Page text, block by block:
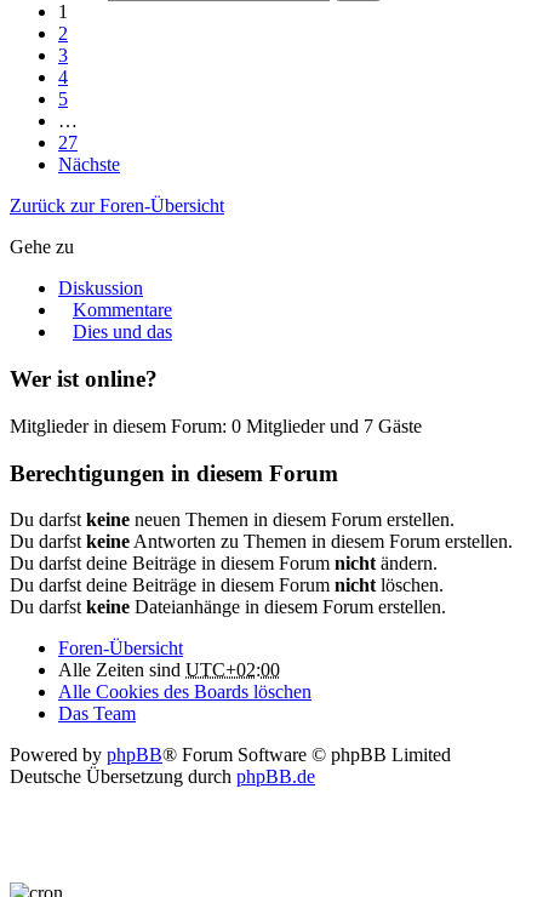
1
2
3
4
5
…
27
Nächste
Zurück zur Foren-Übersicht
Gehe zu
Diskussion
Kommentare
Dies und das
Wer ist online?
Mitglieder in diesem Forum: 0 Mitglieder und 7 Gäste
Berechtigungen in diesem Forum
Du darfst keine neuen Themen in diesem Forum erstellen.
Du darfst keine Antworten zu Themen in diesem Forum erstellen.
Du darfst deine Beiträge in diesem Forum nicht ändern.
Du darfst deine Beiträge in diesem Forum nicht löschen.
Du darfst keine Dateianhänge in diesem Forum erstellen.
Foren-Übersicht
Alle Zeiten sind UTC+02:00
Alle Cookies des Boards löschen
Das Team
Powered by phpBB® Forum Software © phpBB Limited
Deutsche Übersetzung durch phpBB.de